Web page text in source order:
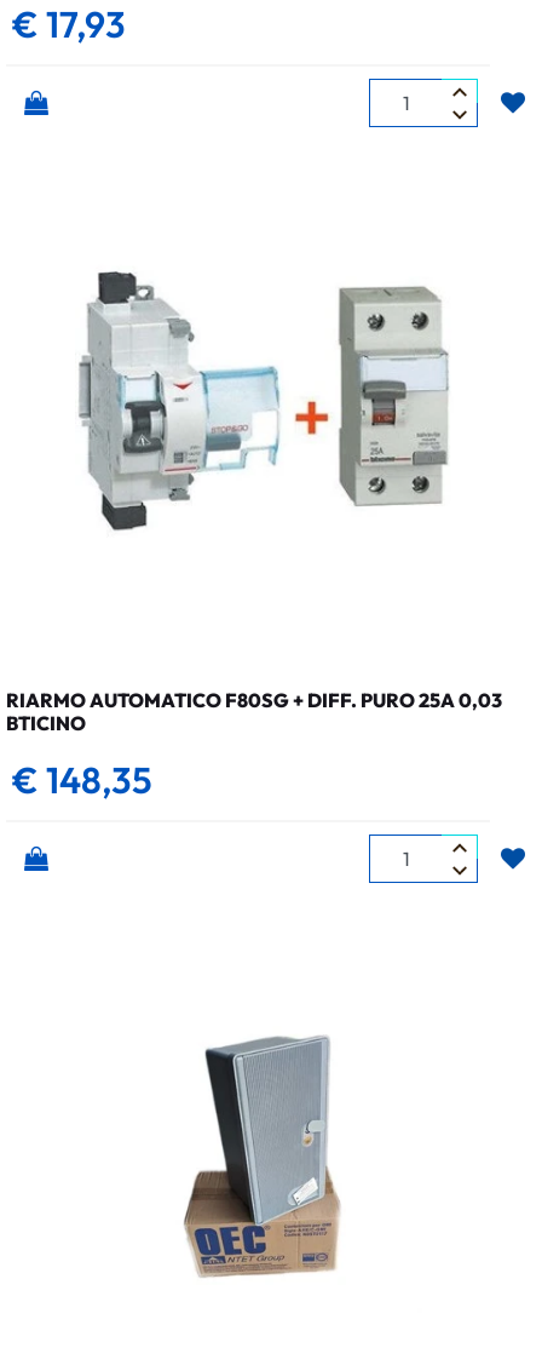
€ 17,93
Quantità
RIARMO AUTOMATICO F80SG + DIFF. PURO 25A 0,03
BTICINO
€ 148,35
Quantità